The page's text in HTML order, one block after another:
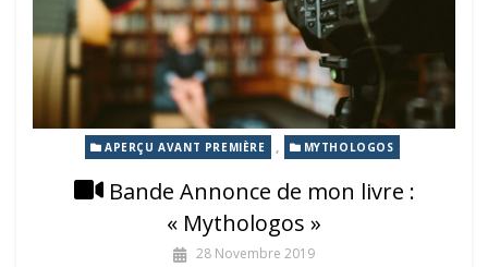
APERÇU AVANT PREMIÈRE , MYTHOLOGOS
Bande Annonce de mon livre :
« Mythologos »
28 Novembre 2019